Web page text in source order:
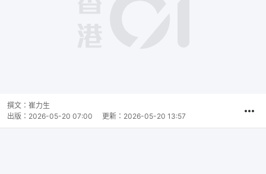
撰文： 崔力生
出版： 2026-05-20 07:00 更新： 2026-05-20 13:57